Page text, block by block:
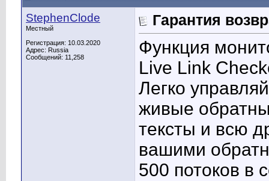
StephenClode
Местный
Регистрация: 10.03.2020
Адрес: Russia
Сообщений: 11,258
Гарантия
Функция
Live Link
Легко
живые
тексты и всю
вашими
500 потоков в